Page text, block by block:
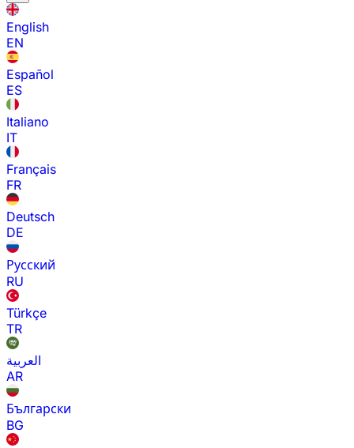
English
EN
Español
ES
Italiano
IT
Français
FR
Deutsch
DE
Русский
RU
Türkçe
TR
العربية
AR
Български
BG